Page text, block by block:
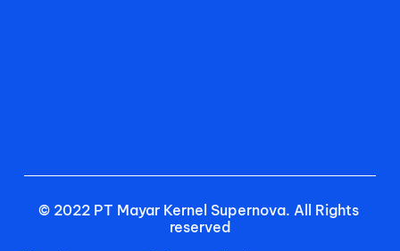
© 2022 PT Mayar Kernel Supernova. All Rights
reserved